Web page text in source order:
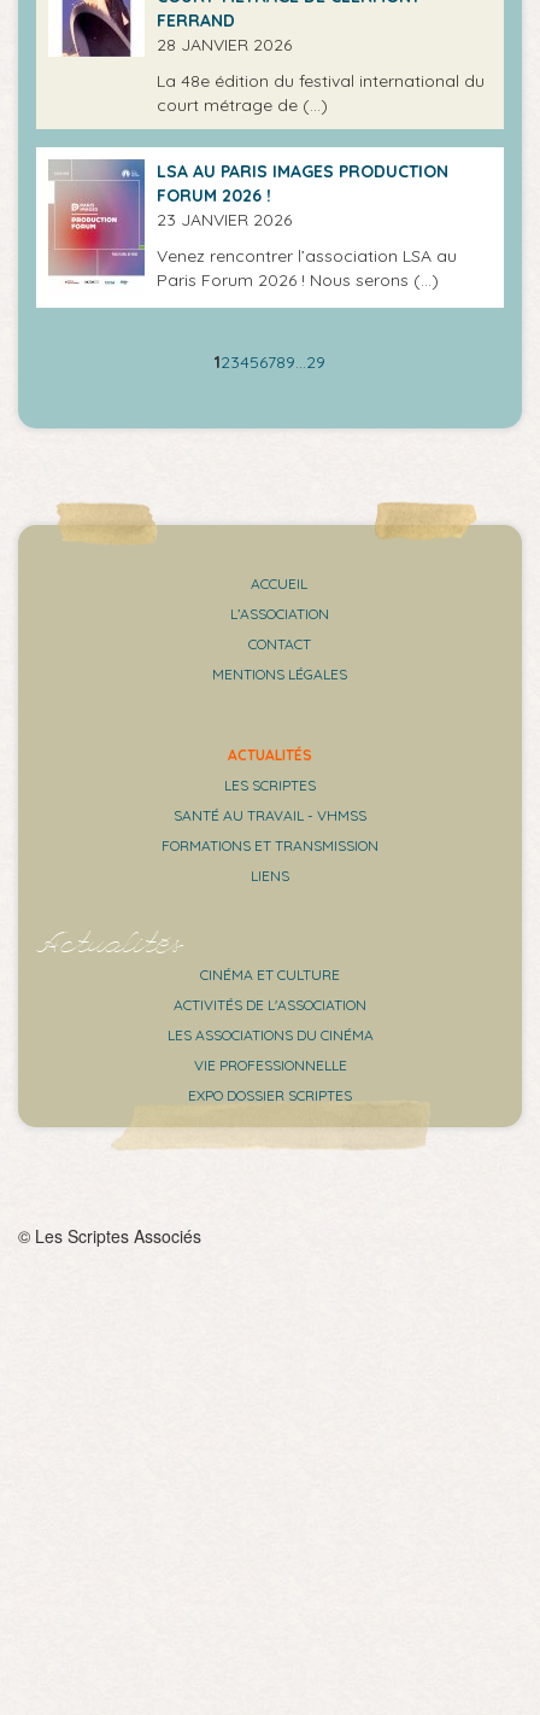
FERRAND
28 JANVIER 2026
La 48e édition du festival international du
court métrage de (…)
LSA AU PARIS IMAGES PRODUCTION
FORUM 2026 !
23 JANVIER 2026
Venez rencontrer l’association LSA au
Paris Forum 2026 ! Nous serons (…)
123456789…29
ACCUEIL
L’ASSOCIATION
CONTACT
MENTIONS LÉGALES
ACTUALITÉS
LES SCRIPTES
SANTÉ AU TRAVAIL - VHMSS
FORMATIONS ET TRANSMISSION
LIENS
Actualités
CINÉMA ET CULTURE
ACTIVITÉS DE L'ASSOCIATION
LES ASSOCIATIONS DU CINÉMA
VIE PROFESSIONNELLE
EXPO DOSSIER SCRIPTES
© Les Scriptes Associés